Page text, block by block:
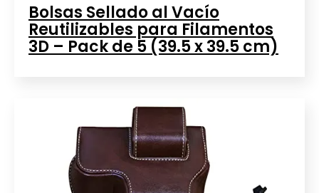
Bolsas Sellado al Vacío
Reutilizables para Filamentos
3D – Pack de 5 (39.5 x 39.5 cm)